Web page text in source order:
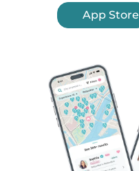
App Store